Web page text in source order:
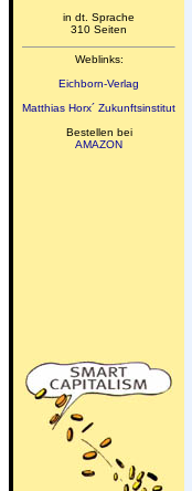
in dt. Sprache
310 Seiten
Weblinks:
Eichborn-Verlag
Matthias Horx´ Zukunftsinstitut
Bestellen bei
AMAZON